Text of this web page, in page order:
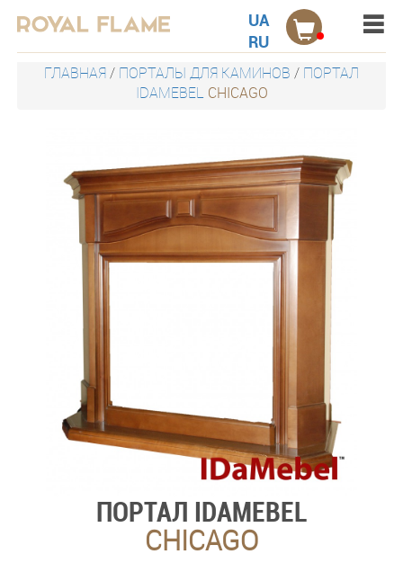
Акции
Электрокамины настенные
Каминокомплекты
Дровницы
Защитные экраны
Контакты
UA
RU
ГЛАВНАЯ/ ПОРТАЛЫ ДЛЯ КАМИНОВ / ПОРТАЛ
IDAMEBEL CHICAGO
ПОРТАЛ IDAMEBEL
CHICAGO